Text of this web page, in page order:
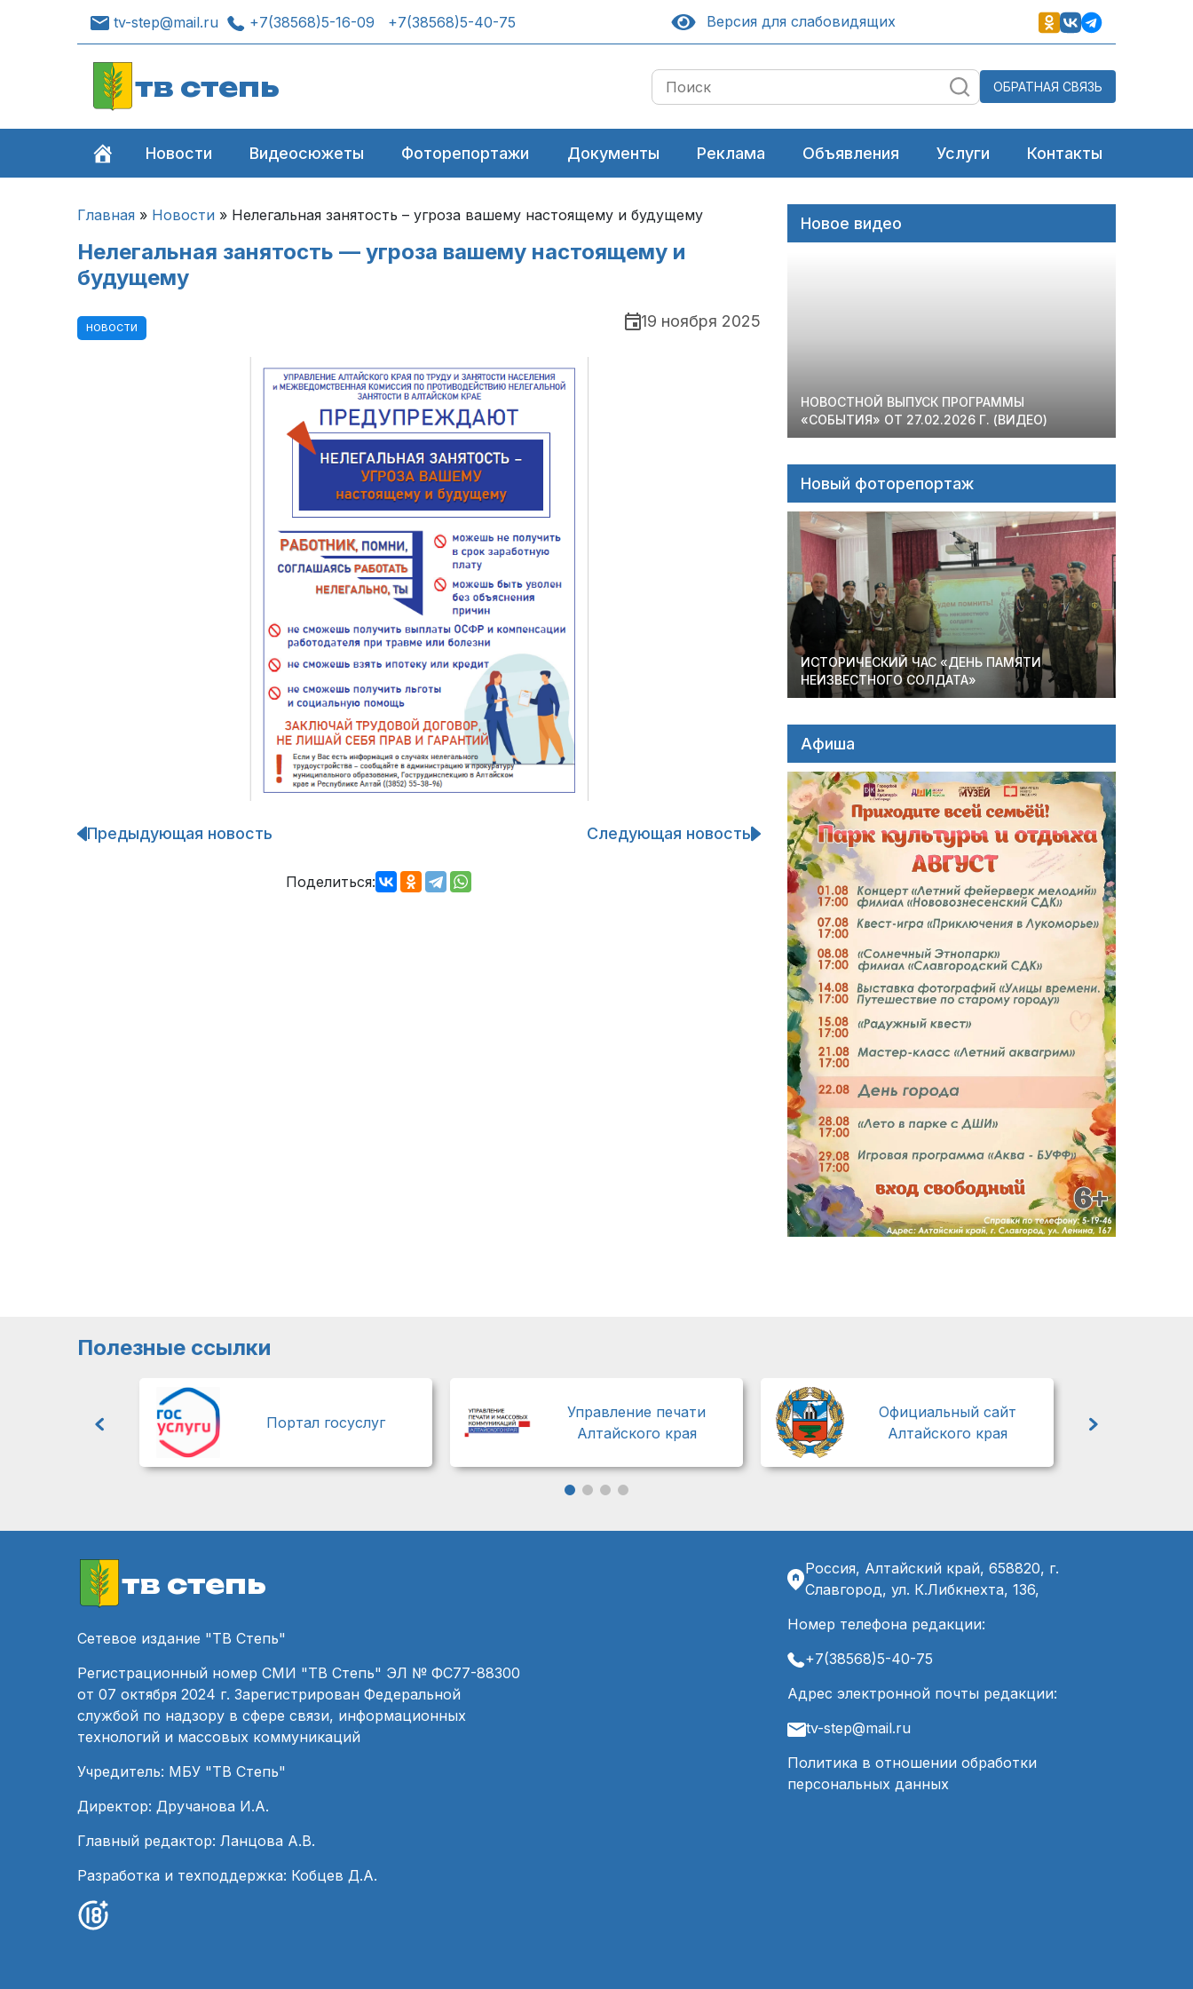
tv-step@mail.ru +7(38568)5-16-09 +7(38568)5-40-75 Версия для слабовидящих
тв степь ОБРАТНАЯ СВЯЗЬ
Новости Видеосюжеты Фоторепортажи Документы Реклама Объявления Услуги Контакты
Главная » Новости » Нелегальная занятость – угроза вашему настоящему и будущему
Нелегальная занятость — угроза вашему настоящему и
будущему
НОВОСТИ 19 ноября 2025
Навигация
Предыдующая новость Следующая новость
Поделиться:
Новое видео
НОВОСТНОЙ ВЫПУСК ПРОГРАММЫ
«СОБЫТИЯ» ОТ 27.02.2026 Г. (ВИДЕО)
Новый фоторепортаж
ИСТОРИЧЕСКИЙ ЧАС «ДЕНЬ ПАМЯТИ
НЕИЗВЕСТНОГО СОЛДАТА»
Афиша
Полезные ссылки
Портал госуслуг
Управление печати
Алтайского края
Официальный сайт
Алтайского края
тв степь
Сетевое издание "ТВ Степь"
Регистрационный номер СМИ "ТВ Степь" ЭЛ № ФС77-88300
от 07 октября 2024 г. Зарегистрирован Федеральной
службой по надзору в сфере связи, информационных
технологий и массовых коммуникаций
Учредитель: МБУ "ТВ Степь"
Директор: Дручанова И.А.
Главный редактор: Ланцова А.В.
Разработка и техподдержка: Кобцев Д.А.
Россия, Алтайский край, 658820, г.
Славгород, ул. К.Либкнехта, 136,
Номер телефона редакции:
+7(38568)5-40-75
Адрес электронной почты редакции:
tv-step@mail.ru
Политика в отношении обработки
персональных данных